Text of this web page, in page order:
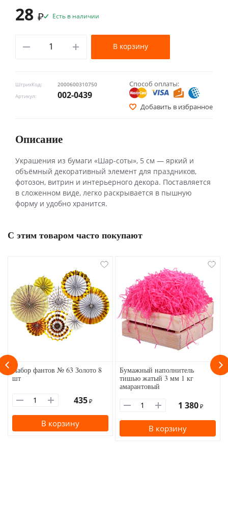
ШтрихКод:
2000600310750
Артикул:
002-0439
Способ оплаты:
Добавить в избранное
28 ₽ Есть в наличии
В корзину
Описание
Украшения из бумаги «Шар-соты», 5 см — яркий и
объёмный декоративный элемент для праздников,
фотозон, витрин и интерьерного декора. Поставляется
в сложенном виде, легко раскрывается в пышную
форму и удобно хранится.
С этим товаром часто покупают
Набор фантов № 63 Золото 8
шт
435 ₽
В корзину
Бумажный наполнитель
тишью жатый 3 мм 1 кг
амарантовый
1 380 ₽
В корзину